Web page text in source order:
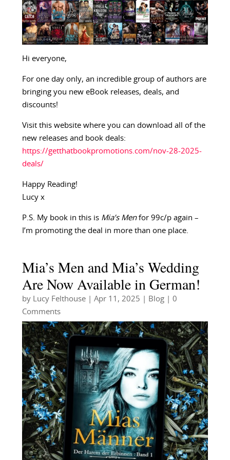
Hi everyone,
For one day only, an incredible group of authors are
bringing you new eBook releases, deals, and
discounts!
Visit this website where you can download all of the
new releases and book deals:
https://getthatbookpromotions.com/nov-28-2025-
deals/
Happy Reading!
Lucy x
P.S. My book in this is Mia’s Men for 99c/p again –
I’m promoting the deal in more than one place.
Mia’s Men and Mia’s Wedding
Are Now Available in German!
by Lucy Felthouse| Apr 11, 2025 Blog| 0
Comments